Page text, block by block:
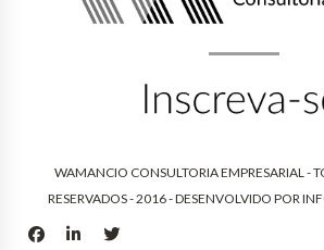
WAMANCIO CONSULTORIA EMPRESARIAL -
RESERVADOS - 2016 - DESENVOLVIDO POR